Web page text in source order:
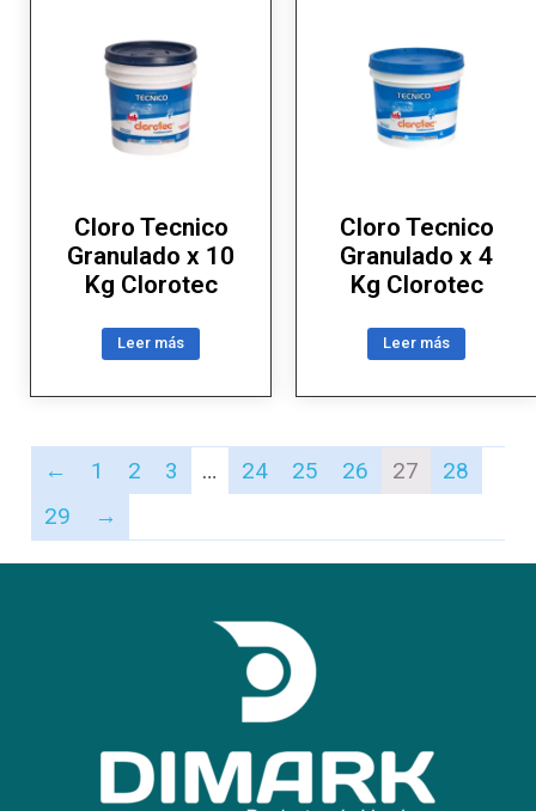
Cloro Tecnico
Granulado x 10
Kg Clorotec
Leer más
Cloro Tecnico
Granulado x 4
Kg Clorotec
Leer más
← 1 2 3 … 24 25 26 27
28
29
→